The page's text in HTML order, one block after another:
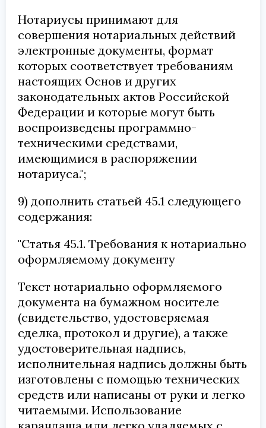
Нотариусы принимают для
совершения нотариальных действий
электронные документы, формат
которых соответствует требованиям
настоящих Основ и других
законодательных актов Российской
Федерации и которые могут быть
воспроизведены программно-
техническими средствами,
имеющимися в распоряжении
нотариуса.";
9) дополнить статьей 45.1 следующего
содержания:
"Статья 45.1. Требования к нотариально
оформляемому документу
Текст нотариально оформляемого
документа на бумажном носителе
(свидетельство, удостоверяемая
сделка, протокол и другие), а также
удостоверительная надпись,
исполнительная надпись должны быть
изготовлены с помощью технических
средств или написаны от руки и легко
читаемыми. Использование